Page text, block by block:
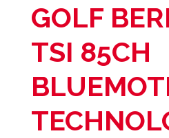
GOLF
TSI 85CH